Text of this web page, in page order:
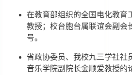
在教育部组织的全国电化教育
教授；校台胞台属联谊会副会
号。
省政协委员、我校九三学社社
音乐学院副院长金顺爱教授的